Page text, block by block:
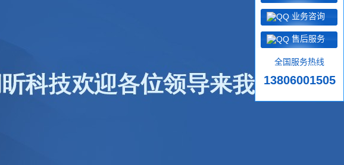
业务咨询
售后服务
全国服务热线
13806001505